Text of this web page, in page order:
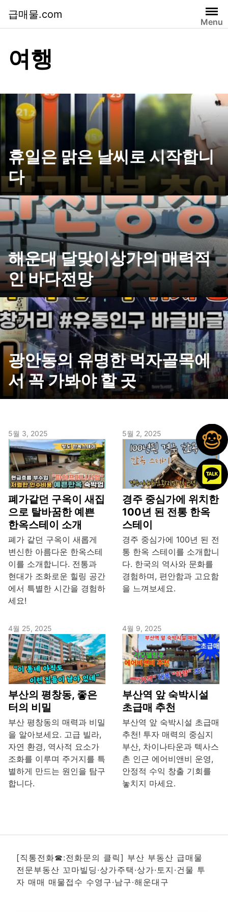
급매물.com
Menu
여행
휴일은 맑은 날씨로 시작합니
다
해운대 달맞이상가의 매력적
인 바다전망
광안동의 유명한 먹자골목에
서 꼭 가봐야 할 곳
5월 3, 2025
폐가같던 구옥이 새집
으로 탈바꿈한 예쁜
한옥스테이 소개
폐가 같던 구옥이 새롭게
변신한 아름다운 한옥스테
이를 소개합니다. 전통과
현대가 조화로운 힐링 공간
에서 특별한 시간을 경험하
세요!
5월 2, 2025
경주 중심가에 위치한
100년 된 전통 한옥
스테이
경주 중심가에 100년 된 전
통 한옥 스테이를 소개합니
다. 한국의 역사와 문화를
경험하며, 편안함과 고요함
을 느껴보세요.
4월 25, 2025
부산의 평창동, 좋은
터의 비밀
부산 평창동의 매력과 비밀
을 알아보세요. 고급 빌라,
자연 환경, 역사적 요소가
조화를 이루며 주거지를 특
별하게 만드는 원인을 탐구
합니다.
4월 9, 2025
부산역 앞 숙박시설
초급매 추천
부산역 앞 숙박시설 초급매
추천! 투자 매력의 중심지
부산, 차이나타운과 텍사스
촌 인근 에어비앤비 운영,
안정적 수익 창출 기회를
놓치지 마세요.
[직통전화☎:전화문의 클릭] 부산 부동산 급매물
전문부동산 꼬마빌딩·상가주택·상가·토지·건물 투
자 매매 매물접수 수영구·남구·해운대구